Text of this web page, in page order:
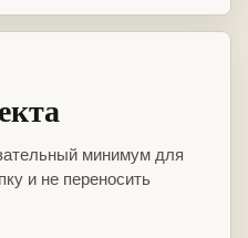
минимум для
и не переносить